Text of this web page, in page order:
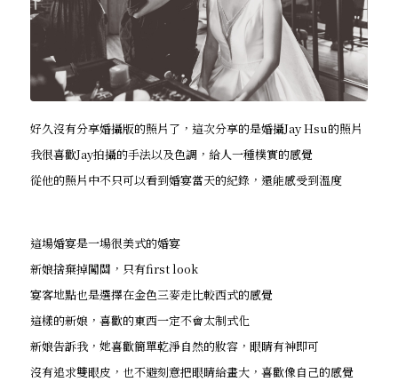
好久沒有分享婚攝版的照片了，這次分享的是婚攝Jay Hsu的照片
我很喜歡Jay拍攝的手法以及色調，給人一種樸實的感覺
從他的照片中不只可以看到婚宴當天的紀錄，還能感受到溫度
這場婚宴是一場很美式的婚宴
新娘捨棄掉闖關，只有first look
宴客地點也是選擇在金色三麥走比較西式的感覺
這樣的新娘，喜歡的東西一定不會太制式化
新娘告訴我，她喜歡簡單乾淨自然的妝容，眼睛有神即可
沒有追求雙眼皮，也不避刻意把眼睛給畫大，喜歡像自己的感覺